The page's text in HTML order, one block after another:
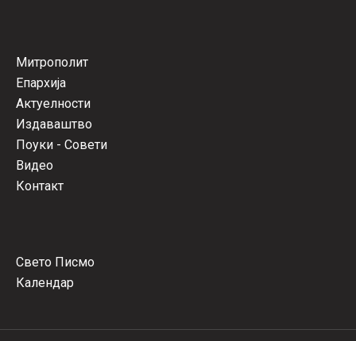
Митрополит
Епархија
Актуелности
Издаваштво
Поуки - Совети
Видео
Контакт
Свето Писмо
Календар